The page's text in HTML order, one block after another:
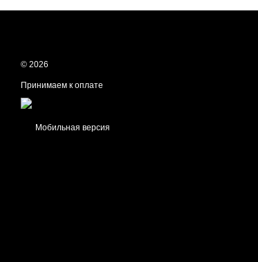
© 2026
Принимаем к оплате
Мобильная версия